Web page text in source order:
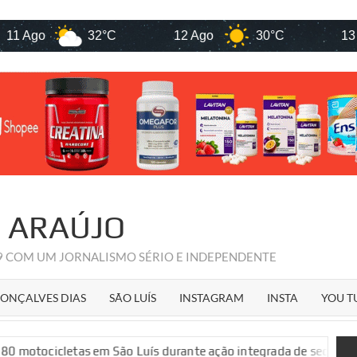
32°C 12 Ago 30°C 13 Ago
UM JORNALISMO SÉRIO E INDEPENDENTE
DIAS SÃO LUÍS INSTAGRAM INSTA YOU
em São Luís durante ação integrada de segurança pública